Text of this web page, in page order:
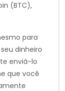
(BTC),
para
dinheiro
enviá-lo
que você